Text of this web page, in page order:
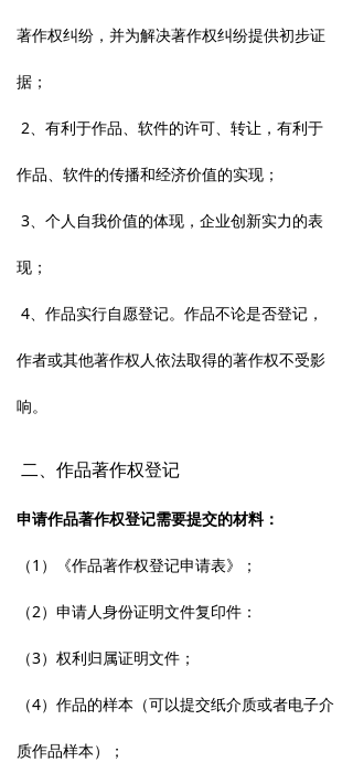
著作权纠纷，并为解决著作权纠纷提供初步证
据；
2、有利于作品、软件的许可、转让，有利于
作品、软件的传播和经济价值的实现；
3、个人自我价值的体现，企业创新实力的表
现；
4、作品实行自愿登记。作品不论是否登记，
作者或其他著作权人依法取得的著作权不受影
响。
二、作品著作权登记
申请作品著作权登记需要提交的材料：
（1）《作品著作权登记申请表》；
（2）申请人身份证明文件复印件：
（3）权利归属证明文件；
（4）作品的样本（可以提交纸介质或者电子介
质作品样本）；